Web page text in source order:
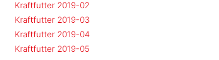
Kraftfutter 2019-02
Kraftfutter 2019-03
Kraftfutter 2019-04
Kraftfutter 2019-05